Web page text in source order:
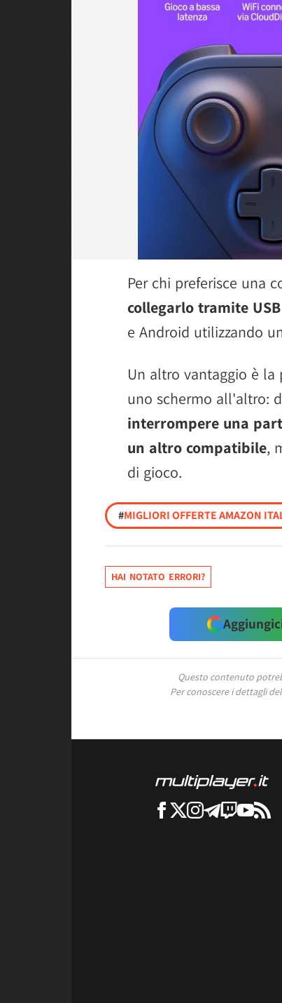
Per chi preferisce una
collegarlo tramite USB
e Android utilizzando
Un altro vantaggio è la
uno schermo all'altro:
interrompere una
un altro compatibile,
di gioco.
#MIGLIORI OFFERTE AMAZON
HAI NOTATO ERRORI?
Questo contenuto
Per conoscere i dettagli